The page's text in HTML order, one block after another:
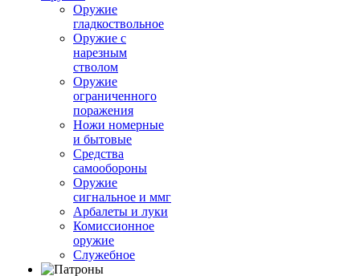
Оружие
гладкоствольное
Оружие с
нарезным
стволом
Оружие
ограниченного
поражения
Ножи номерные
и бытовые
Средства
самообороны
Оружие
сигнальное и ммг
Арбалеты и луки
Комиссионное
оружие
Служебное